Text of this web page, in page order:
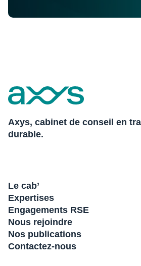
Axys, cabinet de conseil en
durable.
Le cab’
Expertises
Engagements RSE
Nous rejoindre
Nos publications
Contactez-nous